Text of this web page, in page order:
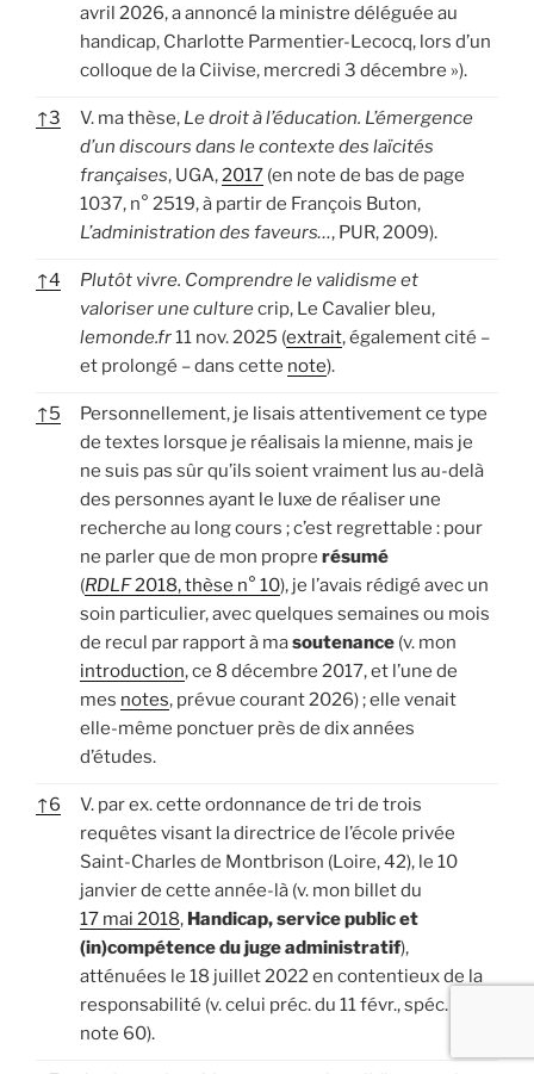
avril 2026, a annoncé la ministre déléguée au
handicap, Charlotte Parmentier-Lecocq, lors d’un
colloque de la Ciivise, mercredi 3 décembre »).
↑3 V. ma thèse, Le droit à l’éducation. L’émergence
d’un discours dans le contexte des laïcités
françaises, UGA,2017 (en note de bas de page
1037, n° 2519, à partir de François Buton,
L’administration des faveurs…, PUR, 2009).
↑4
Plutôt vivre. Comprendre le validisme et
valoriser une culturecrip, Le Cavalier bleu,
lemonde.fr11 nov. 2025 (extrait, également cité –
et prolongé – dans cette note).
↑5
Personnellement, je lisais attentivement ce type
de textes lorsque je réalisais la mienne, mais je
ne suis pas sûr qu’ils soient vraiment lus au-delà
des personnes ayant le luxe de réaliser une
recherche au long cours ; c’est regrettable : pour
ne parler que de mon propre résumé
(RDLF2018, thèse n° 10), je l’avais rédigé avec un
soin particulier, avec quelques semaines ou mois
de recul par rapport à masoutenance (v. mon
introduction, ce 8 décembre 2017, et l’une de
mes notes, prévue courant 2026) ; elle venait
elle-même ponctuer près de dix années
d’études.
↑6
V. par ex. cette ordonnance de tri de trois
requêtes visant la directrice de l’école privée
Saint-Charles de Montbrison (Loire, 42), le 10
janvier de cette année-là (v. mon billet du
17 mai 2018, Handicap, service public et
(in)compétence du juge administratif),
atténuées le 18 juillet 2022 en contentieux de la
responsabilité (v. celui préc. du 11 févr., spéc. la
note 60).